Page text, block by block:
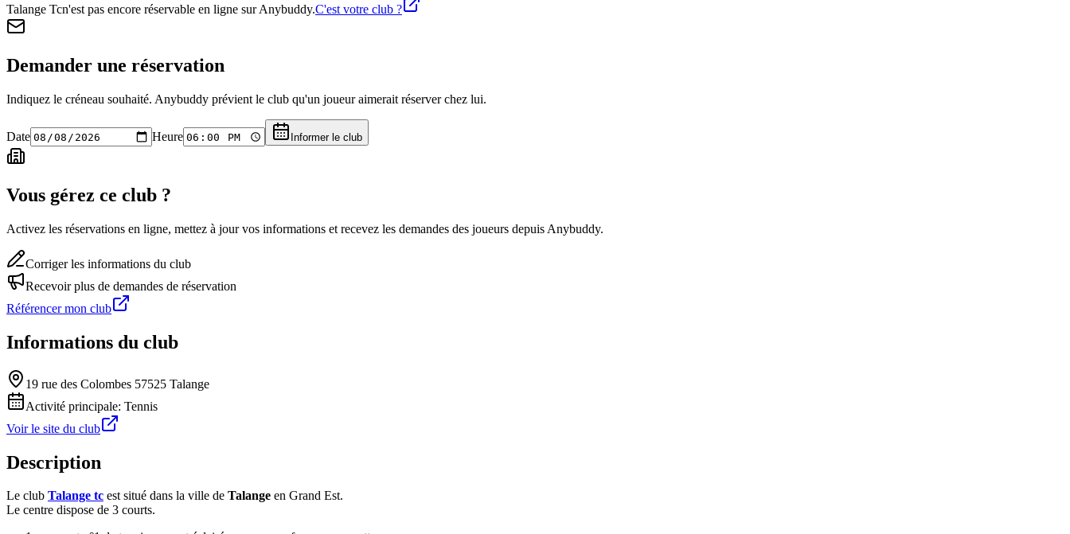
Talange Tcn'est pas encore réservable en ligne sur Anybuddy.C'est votre club ?
Demander une réservation
Indiquez le créneau souhaité. Anybuddy prévient le club qu'un joueur aimerait réserver chez lui.
Date Heure Informer le club
Vous gérez ce club ?
Activez les réservations en ligne, mettez à jour vos informations et recevez les demandes des joueurs depuis Anybuddy.
Corriger les informations du club
Recevoir plus de demandes de réservation
Référencer mon club
Informations du club
19 rue des Colombes 57525 Talange
Activité principale: Tennis
Voir le site du club
Description
Le club Talange tc est situé dans la ville de Talange en Grand Est.
Le centre dispose de 3 courts.